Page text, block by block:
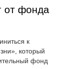
от фонда
к
который
фонд